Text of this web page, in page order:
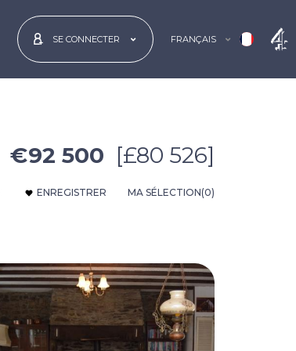
SE CONNECTER FRANÇAIS
€92 500 [£80 526]
ENREGISTRER MA SÉLECTION(0)